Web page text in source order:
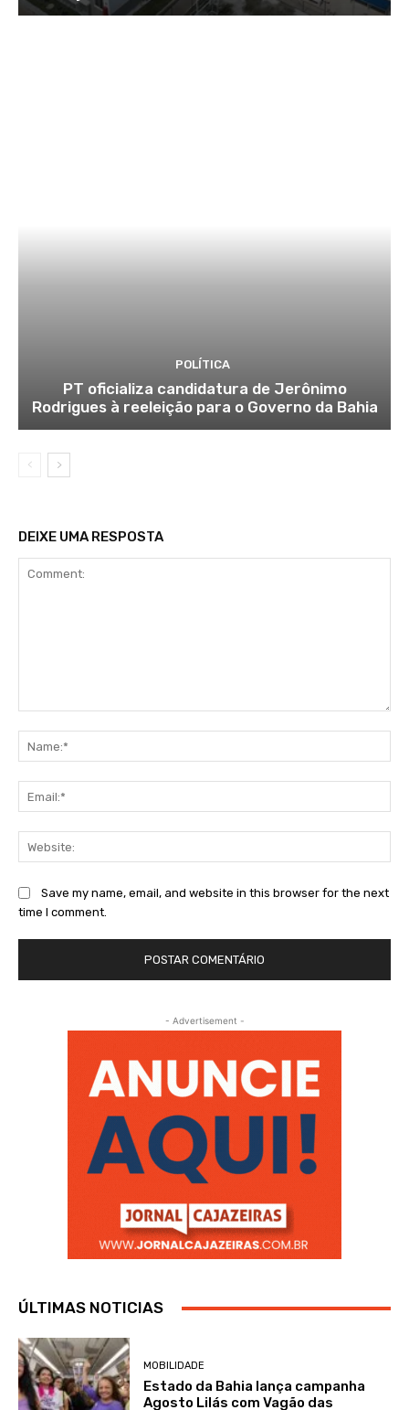
POLÍTICA
PT oficializa candidatura de Jerônimo
Rodrigues à reeleição para o Governo da Bahia
DEIXE UMA RESPOSTA
Save my name, email, and website in this browser for the next
time I comment.
- Advertisement -
ÚLTIMAS NOTICIAS
MOBILIDADE
Estado da Bahia lança campanha
Agosto Lilás com Vagão das